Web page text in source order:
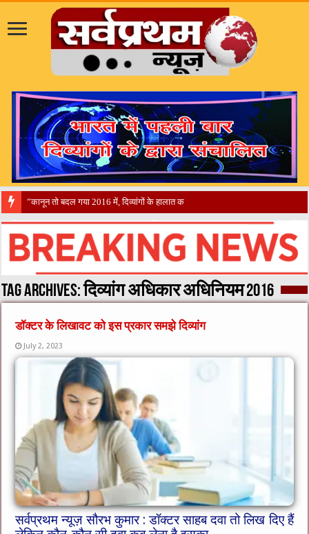
​”कानून तो बदल गया 2016 में, दिव्यांगों के हालात कब बदलेंगे?”​”एक ‘सर्टिफिकेट’ पूरे देश के लिए
Tag Archives:दिव्यांग अधिकार अधिनियम 2016
डॉक्टर के लिखावट को इस प्रकार समझे दिव्यांग
July 2, 2023
सर्वप्रथम न्यूज़ सौरभ कुमार : डॉक्टर साहब दवा तो लिख दिए हैं